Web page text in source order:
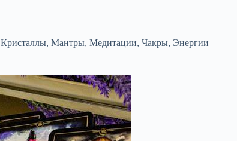
Кристаллы, Мантры, Медитации, Чакры, Энергии